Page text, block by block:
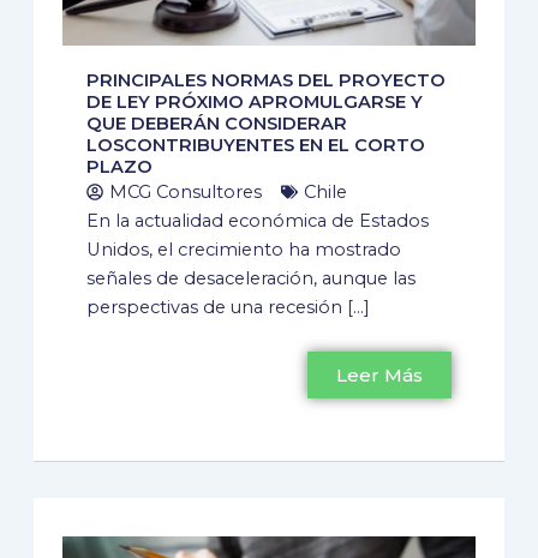
PRINCIPALES NORMAS DEL PROYECTO
DE LEY PRÓXIMO APROMULGARSE Y
QUE DEBERÁN CONSIDERAR
LOSCONTRIBUYENTES EN EL CORTO
PLAZO
MCG Consultores
Chile
En la actualidad económica de Estados
Unidos, el crecimiento ha mostrado
señales de desaceleración, aunque las
perspectivas de una recesión […]
Leer Más